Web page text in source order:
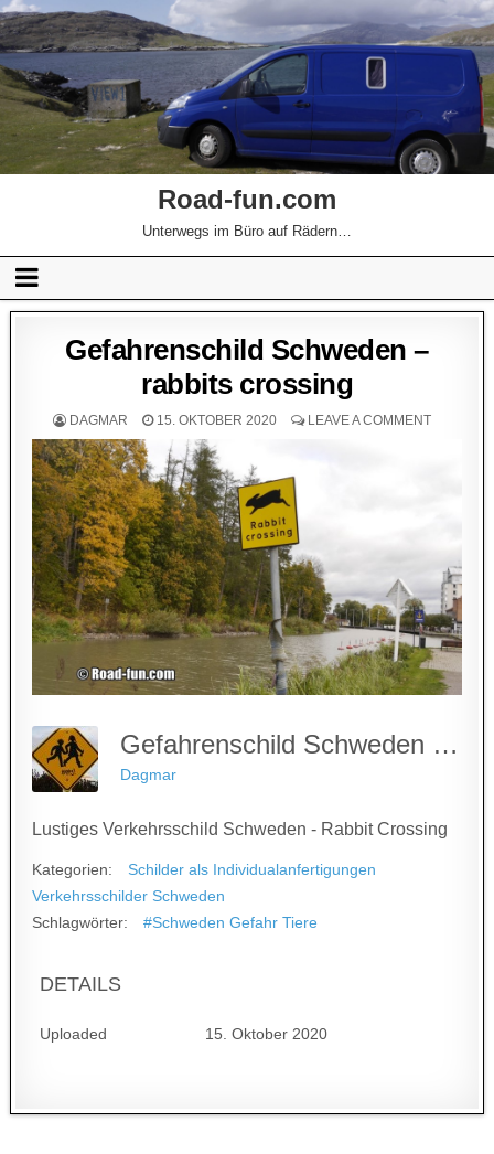
Road-fun.com
Unterwegs im Büro auf Rädern…
Gefahrenschild Schweden –
rabbits crossing
DAGMAR 15. OKTOBER 2020 LEAVE A COMMENT
Gefahrenschild Schweden - Rabbits Crossing
Dagmar
Lustiges Verkehrsschild Schweden - Rabbit Crossing
Kategorien:
Schilder als Individualanfertigungen
Verkehrsschilder Schweden
Schlagwörter:
#Schweden Gefahr Tiere
DETAILS
Uploaded 15. Oktober 2020